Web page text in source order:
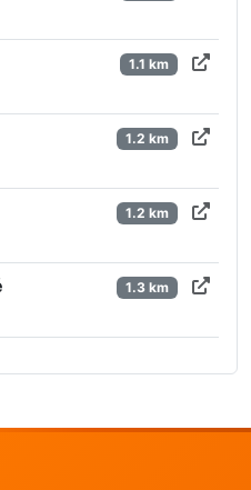
1.1 km
1.2 km
1.2 km
1.3 km